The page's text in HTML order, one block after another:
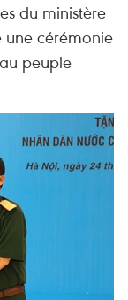
du ministère
une cérémonie
peuple